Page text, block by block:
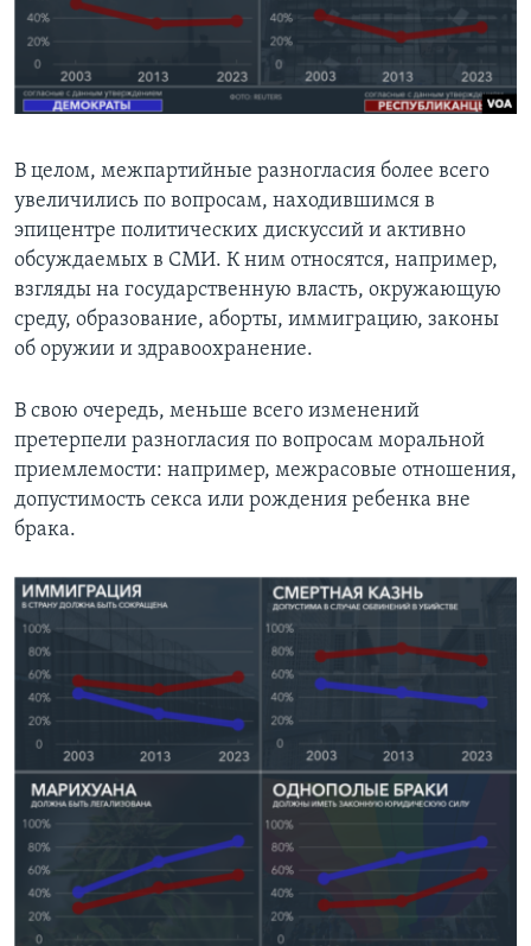
В целом, межпартийные разногласия более всего
увеличились по вопросам, находившимся в
эпицентре политических дискуссий и активно
обсуждаемых в СМИ. К ним относятся, например,
взгляды на государственную власть, окружающую
среду, образование, аборты, иммиграцию, законы
об оружии и здравоохранение.
В свою очередь, меньше всего изменений
претерпели разногласия по вопросам моральной
приемлемости: например, межрасовые отношения,
допустимость секса или рождения ребенка вне
брака.